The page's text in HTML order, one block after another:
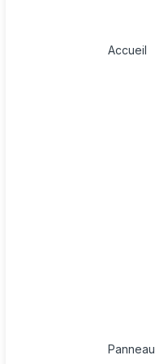
Accueil